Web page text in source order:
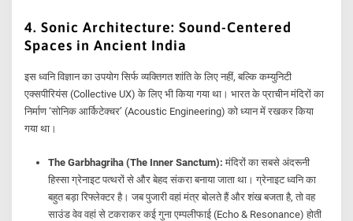
4. Sonic Architecture: Sound-Centered
Spaces in Ancient India
इस ध्वनि विज्ञान का उपयोग सिर्फ व्यक्तिगत शांति के लिए नहीं, बल्कि कम्युनिटी
एक्सपीरियंस (Collective UX) के लिए भी किया गया था। भारत के प्राचीन मंदिरों का
निर्माण ‘सोनिक आर्किटेक्चर’ (Acoustic Engineering) को ध्यान में रखकर किया
गया था।
The Garbhagriha (The Inner Sanctum): मंदिरों का सबसे अंदरूनी
हिस्सा ग्रेनाइट पत्थरों से और बेहद संकरा बनाया जाता था। ग्रेनाइट ध्वनि का
बहुत बड़ा रिफ्लेक्टर है। जब पुजारी वहां मंत्र बोलते हैं और शंख बजता है, तो वह
साउंड वेव वहां से टकराकर कई गुना एम्पलीफाई (Echo & Resonance) होती